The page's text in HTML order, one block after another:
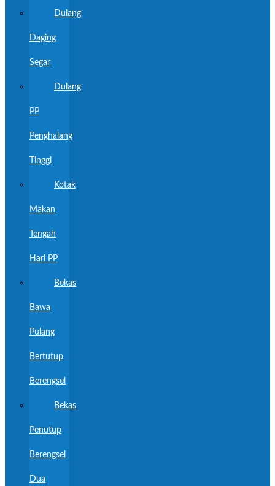
Dulang
Daging
Segar
Dulang
PP
Penghalang
Tinggi
Kotak
Makan
Tengah
Hari PP
Bekas
Bawa
Pulang
Bertutup
Berengsel
Bekas
Penutup
Berengsel
Dua